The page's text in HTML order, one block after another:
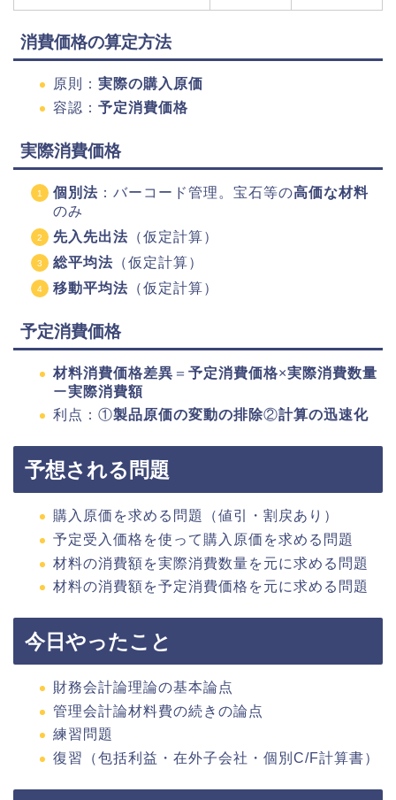
消費価格の算定方法
原則： 実際の購入原価
容認： 予定消費価格
実際消費価格
個別法 ：バーコード管理。宝石等の高価な材料
のみ
先入先出法 （仮定計算）
総平均法 （仮定計算）
移動平均法 （仮定計算）
予定消費価格
材料消費価格差異 ＝ 予定消費価格×実際消費数量
ー実際消費額
利点：①製品原価の変動の排除②計算の迅速化
予想される問題
購入原価を求める問題（値引・割戻あり）
予定受入価格を使って購入原価を求める問題
材料の消費額を実際消費数量を元に求める問題
材料の消費額を予定消費価格を元に求める問題
今日やったこと
財務会計論理論の基本論点
管理会計論材料費の続きの論点
練習問題
復習（包括利益・在外子会社・個別C/F計算書）